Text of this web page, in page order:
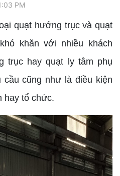
PM
quạt hướng trục và quạt
khăn với nhiều khách
trục hay quạt ly tâm phụ
cũng như là điều kiện
hay tổ chức.